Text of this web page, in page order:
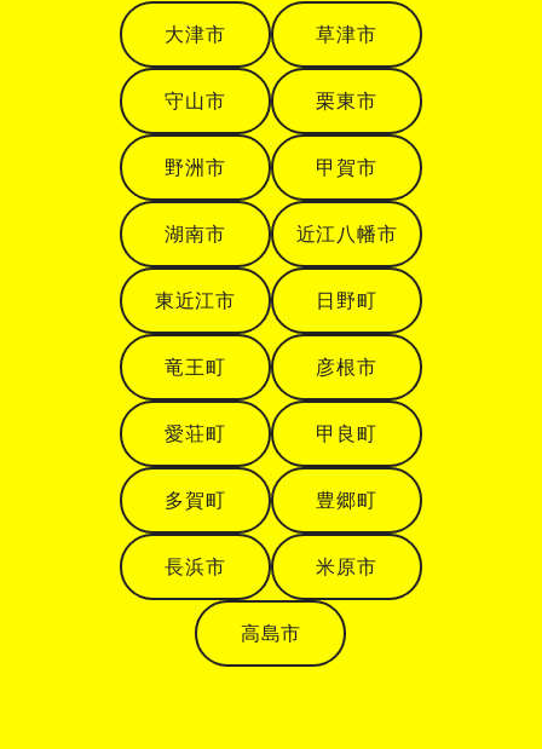
大津市 草津市
守山市 栗東市
野洲市 甲賀市
湖南市 近江八幡市
東近江市 日野町
竜王町 彦根市
愛荘町 甲良町
多賀町 豊郷町
長浜市 米原市
高島市